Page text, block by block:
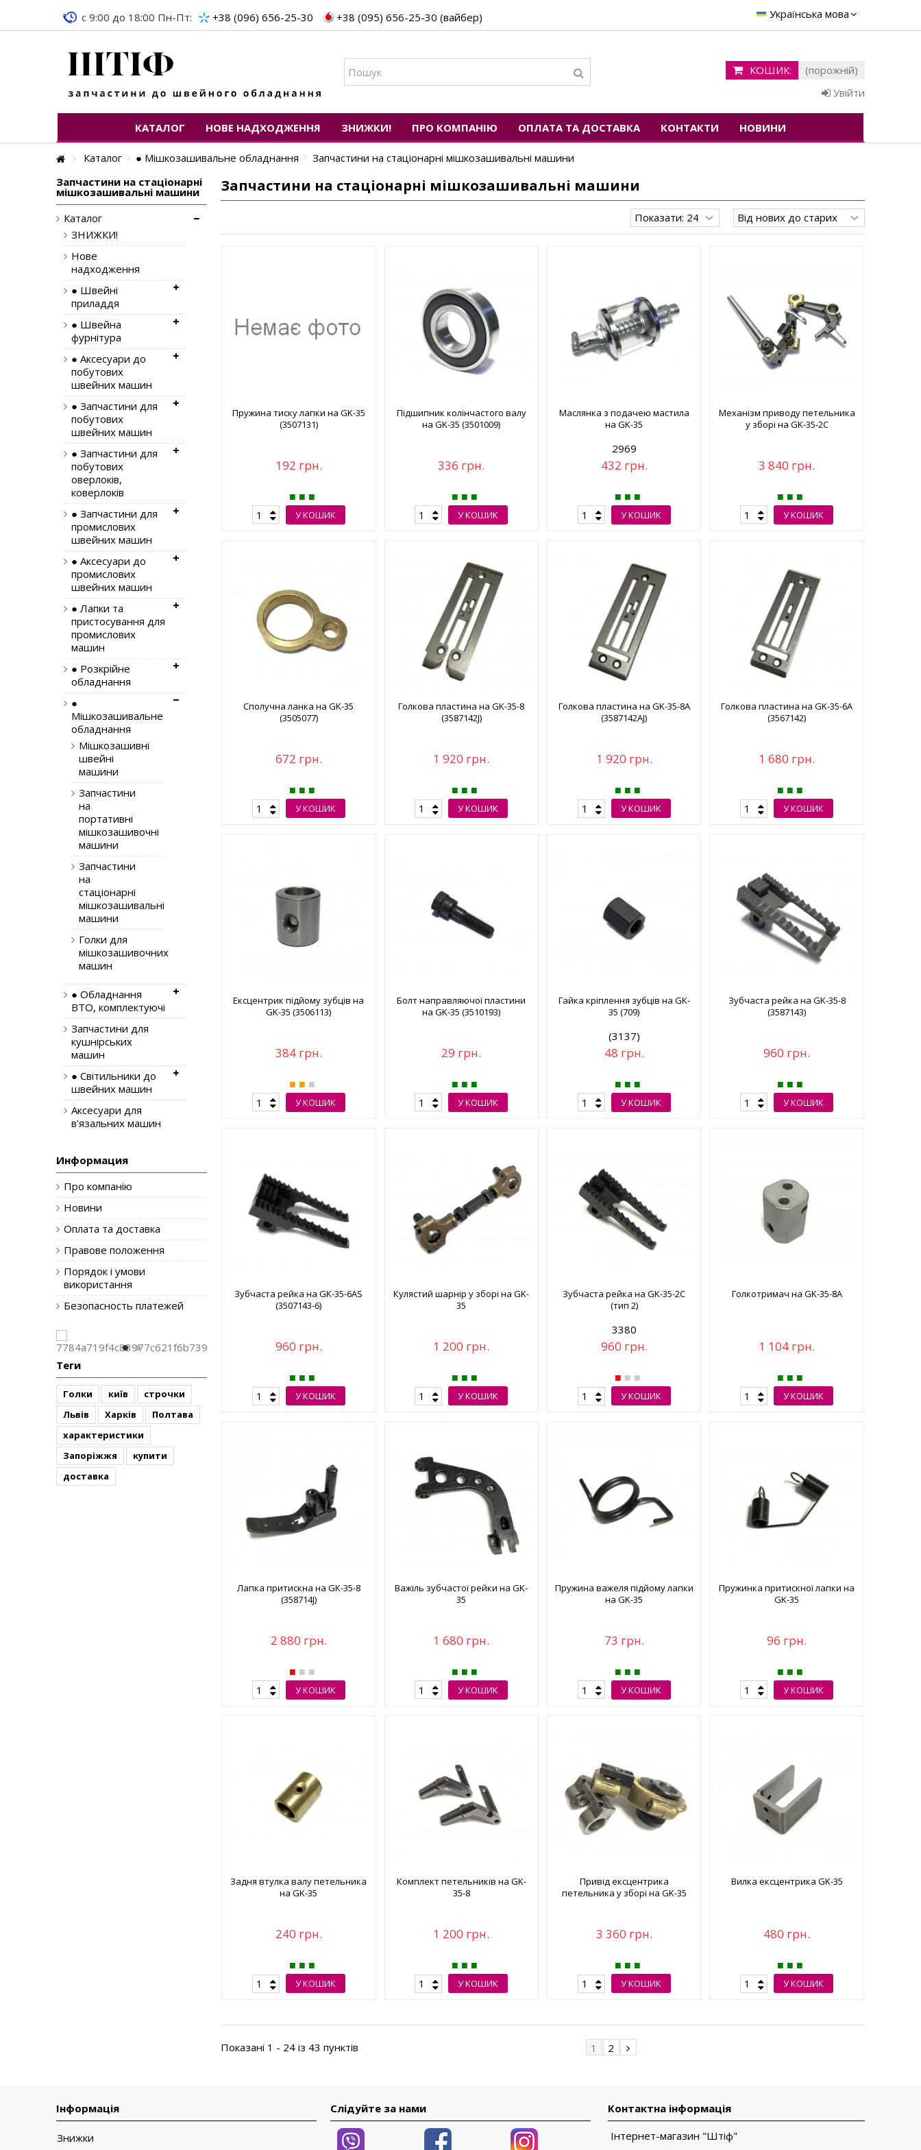
Українська мова
c 9:00 до 18:00 Пн-Пт: +38 (096) 656-25-30 +38 (095) 656-25-30 (вайбер)
КОШИК:
(порожній)
Увійти
КАТАЛОГ НОВЕ НАДХОДЖЕННЯ ЗНИЖКИ! ПРО КОМПАНІЮ ОПЛАТА ТА ДОСТАВКА КОНТАКТИ НОВИНИ
Каталог ● Мішкозашивальне обладнання Запчастини на стаціонарні мішкозашивальні машини
Запчастини на стаціонарні мішкозашивальні машини
Пружина тиску лапки на GK-35
(3507131)
192 грн.
У КОШИК
Підшипник колінчастого валу
на GK-35 (3501009)
336 грн.
У КОШИК
Маслянка з подачею мастила
на GK-35
2969
432 грн.
У КОШИК
Механізм приводу петельника
у зборі на GK-35-2C
3 840 грн.
У КОШИК
Сполучна ланка на GK-35
(3505077)
672 грн.
У КОШИК
Голкова пластина на GK-35-8
(3587142J)
1 920 грн.
У КОШИК
Голкова пластина на GK-35-8A
(3587142AJ)
1 920 грн.
У КОШИК
Голкова пластина на GK-35-6A
(3567142)
1 680 грн.
У КОШИК
Ексцентрик підйому зубців на
GK-35 (3506113)
384 грн.
У КОШИК
Болт направляючої пластини
на GK-35 (3510193)
29 грн.
У КОШИК
Гайка кріплення зубців на GK-
35 (709)
(3137)
48 грн.
У КОШИК
Зубчаста рейка на GK-35-8
(3587143)
960 грн.
У КОШИК
Зубчаста рейка на GK-35-6AS
(3507143-6)
960 грн.
У КОШИК
Кулястий шарнір у зборі на GK-
35
1 200 грн.
У КОШИК
Зубчаста рейка на GK-35-2C
(тип 2)
3380
960 грн.
У КОШИК
Голкотримач на GK-35-8A
1 104 грн.
У КОШИК
Лапка притискна на GK-35-8
(358714J)
2 880 грн.
У КОШИК
Важіль зубчастої рейки на GK-
35
1 680 грн.
У КОШИК
Пружина важеля підйому лапки
на GK-35
73 грн.
У КОШИК
Пружинка притискної лапки на
GK-35
96 грн.
У КОШИК
Задня втулка валу петельника
на GK-35
240 грн.
У КОШИК
Комплект петельників на GK-
35-8
1 200 грн.
У КОШИК
Привід ексцентрика
петельника у зборі на GK-35
3 360 грн.
У КОШИК
Вилка ексцентрика GK-35
480 грн.
У КОШИК
Показані 1 - 24 із 43 пунктів 1 2
Запчастини на стаціонарні
мішкозашивальні машини
Каталог
ЗНИЖКИ!
Нове
надходження
● Швейні
приладдя
● Швейна
фурнітура
● Аксесуари до
побутових
швейних машин
● Запчастини для
побутових
швейних машин
● Запчастини для
побутових
оверлоків,
коверлоків
● Запчастини для
промислових
швейних машин
● Аксесуари до
промислових
швейних машин
● Лапки та
пристосування для
промислових
машин
● Розкрійне
обладнання
●
Мішкозашивальне
обладнання
Мішкозашивні
швейні
машини
Запчастини
на
портативні
мішкозашивочні
машини
Запчастини
на
стаціонарні
мішкозашивальні
машини
Голки для
мішкозашивочних
машин
● Обладнання
ВТО, комплектуючі
Запчастини для
кушнірських
машин
● Світильники до
швейних машин
Аксесуари для
в'язальних машин
Информация
Про компанію
Новини
Оплата та доставка
Правове положення
Порядок і умови
використання
Безопасность платежей
Теги
Голки київ
строчки
Львів
Харків
Полтава
характеристики
Запоріжжя
купити
доставка
Інформація
Знижки
Слідуйте за нами
Контактна інформація
Інтернет-магазин "Штіф"